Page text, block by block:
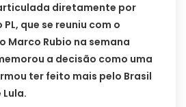
diretamente por
que se reuniu com o
Marco Rubio na semana
a decisão como uma
ter feito mais pelo Brasil